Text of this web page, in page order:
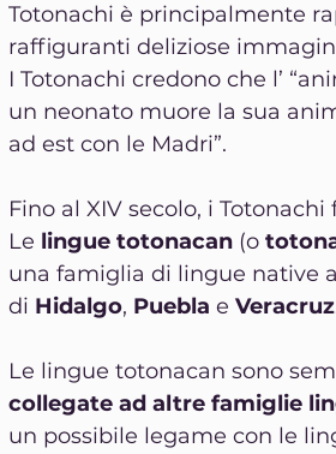
Totonachi è principalmente
raffiguranti deliziose
I Totonachi credono che l’
un neonato muore la sua
ad est con le Madri”.
Fino al XIV secolo, i
Le lingue totonacan (o
una famiglia di lingue native
di Hidalgo, Puebla e Veracruz
Le lingue totonacan sono
collegate ad altre famiglie
un possibile legame con le